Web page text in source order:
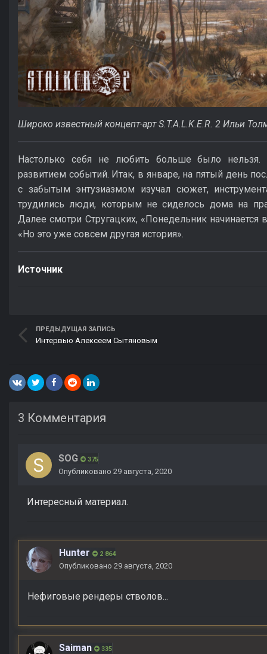
Широко известный концепт-арт S.T.A.L.K.E.R. 2 Ильи
Настолько себя не любить больше было нельзя.
развитием событий. Итак, в январе, на пятый день
с забытым энтузиазмом изучал сюжет,
трудились люди, которым не сиделось дома на
Далее смотри Стругацких, «Понедельник
«Но это уже совсем другая история».
Источник
ПРЕДЫДУЩАЯ ЗАПИСЬ
Интервью Алексеем Сытяновым
3 Комментария
SOG 375
Опубликовано 29 августа, 2020
Интересный материал.
Hunter 2 864
Опубликовано 29 августа, 2020
Нефиговые рендеры стволов...
Saiman 335